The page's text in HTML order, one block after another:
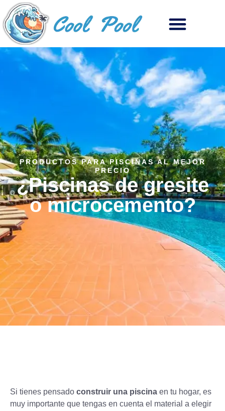
PRODUCTOS PARA PISCINAS AL MEJOR
PRECIO
¿Piscinas de gresite
o microcemento?
Si tienes pensado construir una piscina en tu hogar, es
muy importante que tengas en cuenta el material a elegir